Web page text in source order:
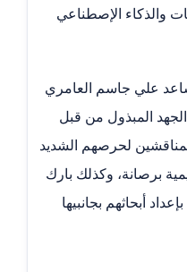
والذكاء الإصطناعي
علي جاسم العامري
المبذول من قبل
لحرصهم الشديد
برصانة، وكذلك بارك
أبحاثهم بجانبيها